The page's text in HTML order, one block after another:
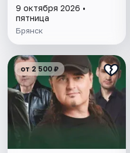
9 октября 2026 •
пятница
Брянск
от 2 500 ₽